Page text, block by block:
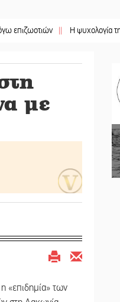
|| Η ψυχολογία της
με
«επιδημία» των